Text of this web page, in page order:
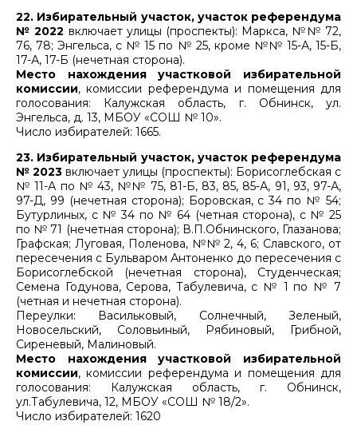
22. Избирательный участок, участок референдума
№ 2022 включает улицы (проспекты): Маркса, №№ 72,
76, 78; Энгельса, с № 15 по № 25, кроме №№ 15-А, 15-Б,
17-А, 17-Б (нечетная сторона).
Место нахождения участковой избирательной
комиссии, комиссии референдума и помещения для
голосования: Калужская область, г. Обнинск, ул.
Энгельса, д. 13, МБОУ «СОШ № 10».
Число избирателей: 1665.
23. Избирательный участок, участок референдума
№ 2023 включает улицы (проспекты): Борисоглебская с
№ 11-А по № 43, №№ 75, 81-Б, 83, 85, 85-А, 91, 93, 97-А,
97-Д, 99 (нечетная сторона); Боровская, с 34 по № 54;
Бутурлиных, с № 34 по № 64 (четная сторона), с № 25
по № 71 (нечетная сторона); В.П.Обнинского, Глазанова;
Графская; Луговая, Поленова, №№ 2, 4, 6; Славского, от
пересечения с Бульваром Антоненко до пересечения с
Борисоглебской (нечетная сторона), Студенческая;
Семена Годунова, Серова, Табулевича, с № 1 по № 7
(четная и нечетная сторона).
Переулки: Васильковый, Солнечный, Зеленый,
Новосельский, Соловьиный, Рябиновый, Грибной,
Сиреневый, Малиновый.
Место нахождения участковой избирательной
комиссии, комиссии референдума и помещения для
голосования: Калужская область, г. Обнинск,
ул.Табулевича, 12, МБОУ «СОШ № 18/2».
Число избирателей: 1620